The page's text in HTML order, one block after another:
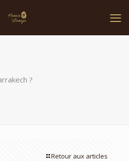
?
Retour aux articles